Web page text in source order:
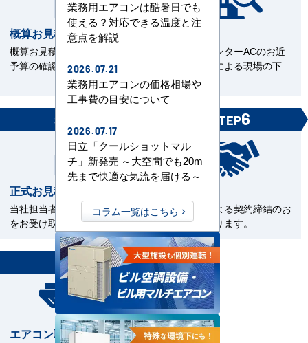
概算お見積書を確認
概算お見積をご覧いただきご
予算の確認。
現場下見
エアコンセンターACのお近
くの直工店による現場の下
見。
STEP
正式お見積書の確認
当社担当者から正式お見積書
をお受け取下さい。
STEP6
電子契約による契約締結のお
手続きとなります。
STEP7
エアコン取付工事
業務用エアコンは酷暑日でも
使える？対応できる温度と注
意点を解説
2026.07.21
業務用エアコンの価格相場や
工事費の目安について
2026.07.17
日立「クールショットマル
チ」新発売 ～大空間でも20m
先まで快適な気流を届ける～
コラム一覧はこちら